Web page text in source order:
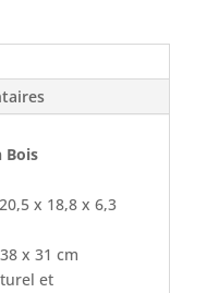
Bois
x 18,8 x 6,3
x 31 cm
et